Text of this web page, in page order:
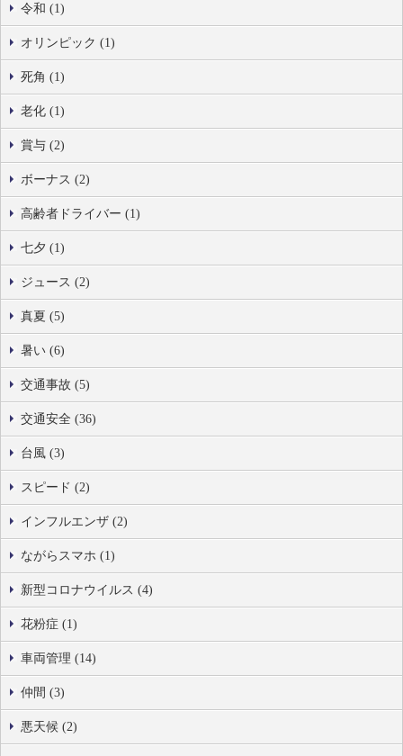
令和 (1)
オリンピック (1)
死角 (1)
老化 (1)
賞与 (2)
ボーナス (2)
高齢者ドライバー (1)
七夕 (1)
ジュース (2)
真夏 (5)
暑い (6)
交通事故 (5)
交通安全 (36)
台風 (3)
スピード (2)
インフルエンザ (2)
ながらスマホ (1)
新型コロナウイルス (4)
花粉症 (1)
車両管理 (14)
仲間 (3)
悪天候 (2)